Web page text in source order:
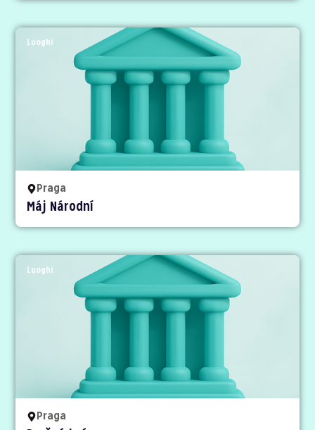
Luoghi
Praga
Máj Národní
Luoghi
Praga